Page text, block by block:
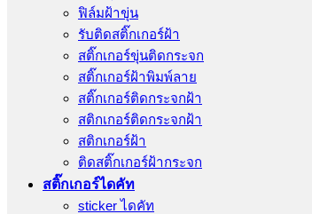
ฟิล์มฝ้าขุ่น
รับติดสติ๊กเกอร์ฝ้า
สติ๊กเกอร์ขุ่นติดกระจก
สติ๊กเกอร์ฝ้าพิมพ์ลาย
สติ๊กเกอร์ติดกระจกฝ้า
สติกเกอร์ติดกระจกฝ้า
สติกเกอร์ฝ้า
ติดสติ๊กเกอร์ฝ้ากระจก
สติ๊กเกอร์ไดคัท
sticker ไดคัท